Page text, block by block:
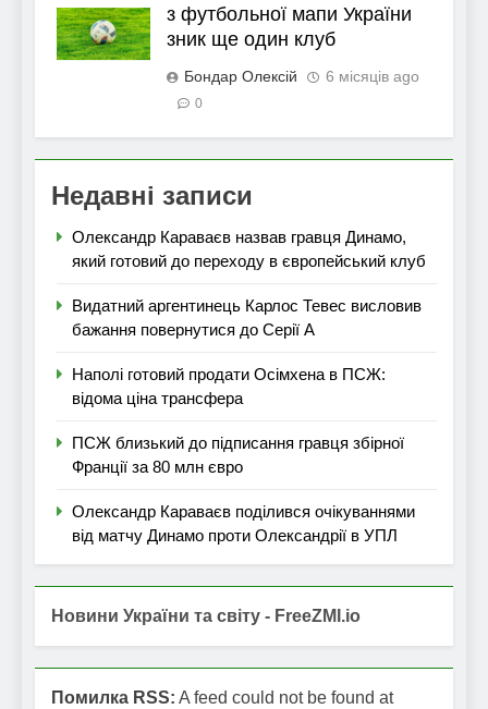
з футбольної мапи України
зник ще один клуб
Бондар Олексій 6 місяців ago
0
Недавні записи
Олександр Караваєв назвав гравця Динамо,
який готовий до переходу в європейський клуб
Видатний аргентинець Карлос Тевес висловив
бажання повернутися до Серії А
Наполі готовий продати Осімхена в ПСЖ:
відома ціна трансфера
ПСЖ близький до підписання гравця збірної
Франції за 80 млн євро
Олександр Караваєв поділився очікуваннями
від матчу Динамо проти Олександрії в УПЛ
Новини України та світу - FreeZMI.io
Помилка RSS: A feed could not be found at